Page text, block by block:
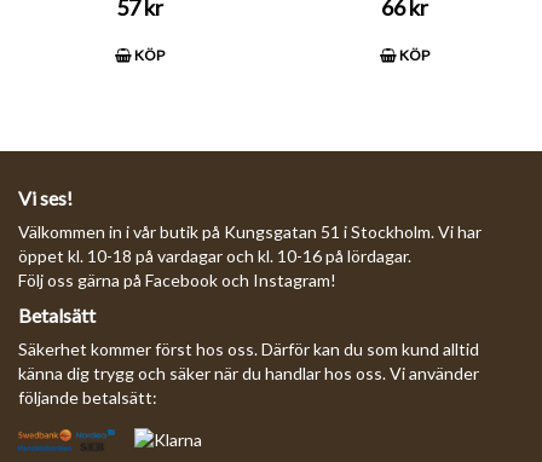
57 kr
KÖP
66 kr
KÖP
Vi ses!
Välkommen in i vår butik på Kungsgatan 51 i Stockholm. Vi har
öppet kl. 10-18 på vardagar och kl. 10-16 på lördagar.
Följ oss gärna på Facebook och Instagram!
Betalsätt
Säkerhet kommer först hos oss. Därför kan du som kund alltid
känna dig trygg och säker när du handlar hos oss. Vi använder
följande betalsätt: